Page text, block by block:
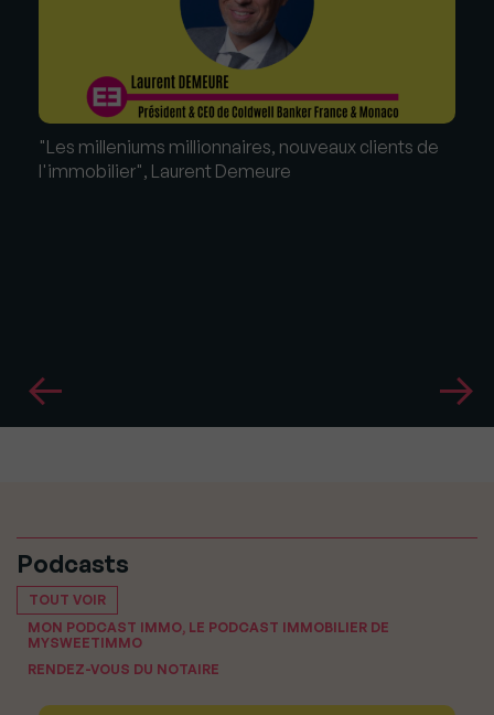
"Les milleniums millionnaires, nouveaux clients de
l'immobilier", Laurent Demeure
Podcasts
TOUT VOIR
MON PODCAST IMMO, LE PODCAST IMMOBILIER DE
MYSWEETIMMO
RENDEZ-VOUS DU NOTAIRE